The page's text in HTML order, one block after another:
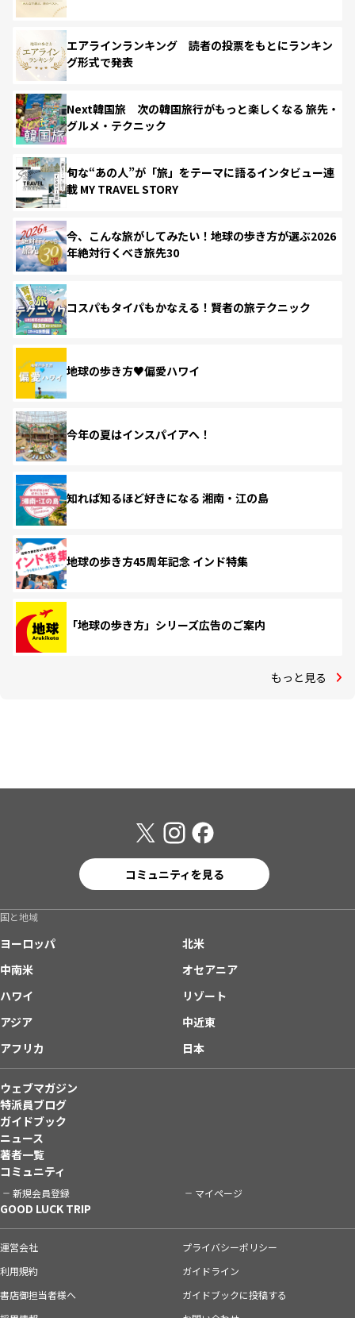
エアラインランキング 読者の投票をもとにランキン
グ形式で発表
Next韓国旅 次の韓国旅行がもっと楽しくなる 旅先・
グルメ・テクニック
旬な“あの人”が「旅」をテーマに語るインタビュー連
載 MY TRAVEL STORY
今、こんな旅がしてみたい！地球の歩き方が選ぶ2026
年絶対行くべき旅先30
コスパもタイパもかなえる！賢者の旅テクニック
地球の歩き方♥偏愛ハワイ
今年の夏はインスパイアへ！
知れば知るほど好きになる 湘南・江の島
地球の歩き方45周年記念 インド特集
「地球の歩き方」シリーズ広告のご案内
もっと見る
コミュニティを見る
国と地域
ヨーロッパ
北米
中南米
オセアニア
ハワイ
リゾート
アジア
中近東
アフリカ
日本
ウェブマガジン
特派員ブログ
ガイドブック
ニュース
著者一覧
コミュニティ
新規会員登録 マイページ
GOOD LUCK TRIP
運営会社
プライバシーポリシー
利用規約
ガイドライン
書店御担当者様へ
ガイドブックに投稿する